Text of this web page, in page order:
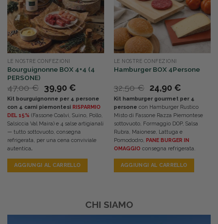
LE NOSTRE CONFEZIONI
Bourguignonne BOX 4+4 (4
PERSONE)
47,00€ Il
prezzo
originale
era:
47,00 €.
39,90 €
prezzo
attuale
è:
39,90 €.
Kit bourguignonne per 4 persone
con 4 carni piemontesi RISPARMIO
DEL 15% (Fassone Coalvi, Suino, Pollo,
Salsiccia Val Maira) e 4 salse artigianali
— tutto sottovuoto, consegna
refrigerata, per una cena conviviale
autentica.
AGGIUNGI AL CARRELLO
LE NOSTRE CONFEZIONI
Hamburger BOX 4Persone
32,50€ Il
prezzo
originale
era:
32,50 €.
24,90 €
prezzo
attuale
è:
24,90 €.
Kit hamburger gourmet per 4
persone con Hamburger Rustico
Misto di Fassone Razza Piemontese
sottovuoto, Formaggio DOP, Salsa
Rubra, Maionese, Lattuga e
Pomododro, PANE BURGER IN
OMAGGIO consegna refrigerata.
AGGIUNGI AL CARRELLO
CHI SIAMO